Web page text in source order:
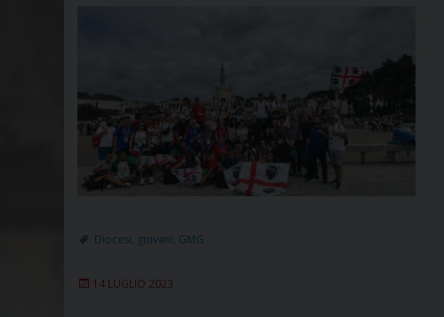
Diocesi giovani GMG
14 LUGLIO 2023